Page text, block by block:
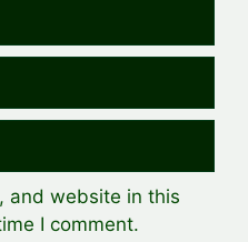
and website in this
I comment.